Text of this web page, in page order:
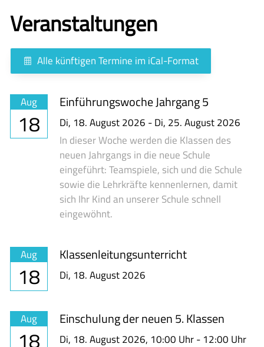
Veranstaltungen
Alle künftigen Termine im iCal-Format
Aug
18
Einführungswoche Jahrgang 5
Di, 18. August 2026 -Di, 25. August 2026
In dieser Woche werden die Klassen des
neuen Jahrgangs in die neue Schule
eingeführt: Teamspiele, sich und die Schule
sowie die Lehrkräfte kennenlernen, damit
sich Ihr Kind an unserer Schule schnell
eingewöhnt.
Aug
18
Klassenleitungsunterricht
Di, 18. August 2026
Aug
18
Einschulung der neuen 5. Klassen
Di, 18. August 2026, 10:00 Uhr- 12:00 Uhr